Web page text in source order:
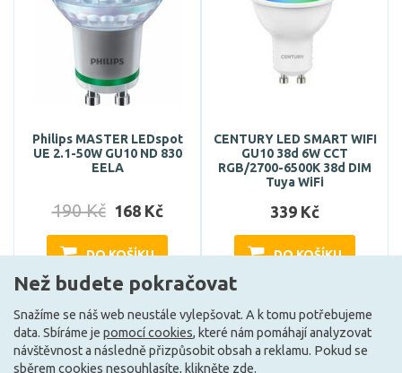
Philips MASTER LEDspot
UE 2.1-50W GU10 ND 830
EELA
190 Kč 168 Kč
DO KOŠÍKU
Skladem e-shop (4 ks)
CENTURY LED SMART WIFI
GU10 38d 6W CCT
RGB/2700-6500K 38d DIM
Tuya WiFi
339 Kč
DO KOŠÍKU
Může být u Vás 17. 9.
Než budete pokračovat
Snažíme se náš web neustále vylepšovat. A k tomu potřebujeme
data. Sbíráme je pomocí cookies, které nám pomáhají analyzovat
návštěvnost a následně přizpůsobit obsah a reklamu. Pokud se
sběrem cookies nesouhlasíte, klikněte zde.